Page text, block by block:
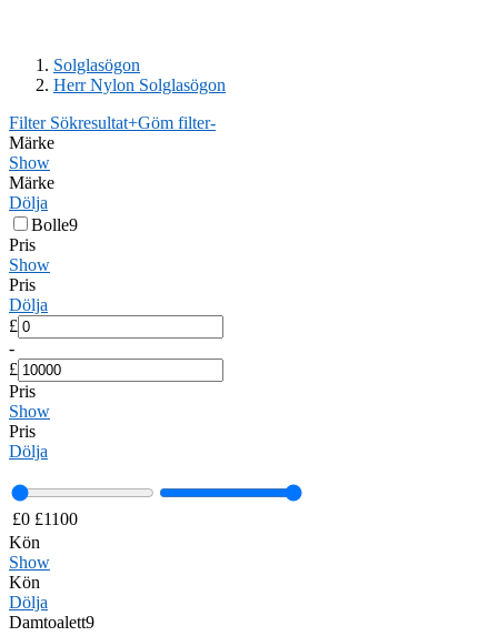
Solglasögon
Herr Nylon Solglasögon
Filter Sökresultat+Göm filter-
Märke
Show
Märke
Dölja
Bolle9
Pris
Show
Pris
Dölja
£
-
£
Pris
Show
Pris
Dölja
£0 £1100
Kön
Show
Kön
Dölja
Damtoalett9